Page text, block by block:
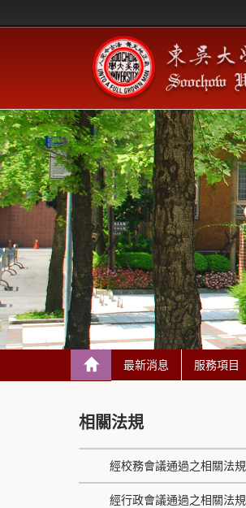
最新消息 服務項目
相關法規
經校務會議通過之相關法規
經行政會議通過之相關法規